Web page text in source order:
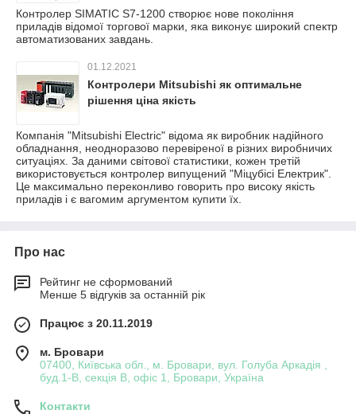
Контролер SIMATIC S7-1200 створює нове покоління
приладів відомої торгової марки, яка виконує широкий спектр
автоматизованих завдань.
01.12.2021
Контролери Mitsubishi як оптимальне
рішення ціна якість
Компанія "Mitsubishi Electric" відома як виробник надійного
обладнання, неодноразово перевіреної в різних виробничих
ситуаціях. За даними світової статистики, кожен третій
використовується контролер випущений "Міцубісі Електрик".
Це максимально переконливо говорить про високу якість
приладів і є вагомим аргументом купити їх.
Про нас
Рейтинг не сформований
Менше 5 відгуків за останній рік
Працює з 20.11.2019
м. Бровари
07400, Київська обл., м. Бровари, вул. Голуба Аркадія ,
буд.1-В, секція В, офіс 1, Бровари, Україна
Контакти